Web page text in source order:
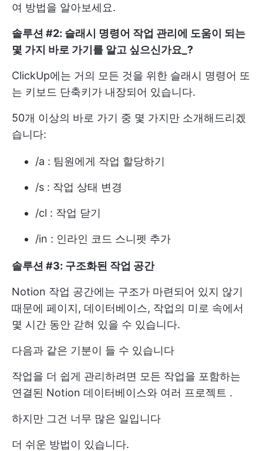
여 방법을 알아보세요.
솔루션 #2: 슬래시 명령어 작업 관리에 도움이 되는
몇 가지 바로 가기를 알고 싶으신가요_?
ClickUp에는 거의 모든 것을 위한 슬래시 명령어 또
는 키보드 단축키가 내장되어 있습니다.
50개 이상의 바로 가기 중 몇 가지만 소개해드리겠
습니다:
/a : 팀원에게 작업 할당하기
/s : 작업 상태 변경
/cl : 작업 닫기
/in : 인라인 코드 스니펫 추가
솔루션 #3: 구조화된 작업 공간
Notion 작업 공간에는 구조가 마련되어 있지 않기
때문에 페이지, 데이터베이스, 작업의 미로 속에서
몇 시간 동안 갇혀 있을 수 있습니다.
다음과 같은 기분이 들 수 있습니다
작업을 더 쉽게 관리하려면 모든 작업을 포함하는
연결된 Notion 데이터베이스와 여러 프로젝트 .
하지만 그건 너무 많은 일입니다
더 쉬운 방법이 있습니다.